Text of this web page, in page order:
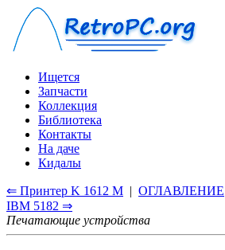
Ищется
Запчасти
Коллекция
Библиотека
Контакты
На даче
Кидалы
⇐ Принтер K 1612 M | ОГЛАВЛЕНИЕ
IBM 5182 ⇒
Печатающие устройства